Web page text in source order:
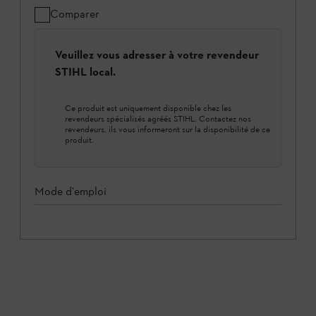
Comparer
Veuillez vous adresser à votre revendeur
STIHL local.
Ce produit est uniquement disponible chez les
revendeurs spécialisés agréés STIHL. Contactez nos
revendeurs, ils vous informeront sur la disponibilité de ce
produit.
Mode d'emploi